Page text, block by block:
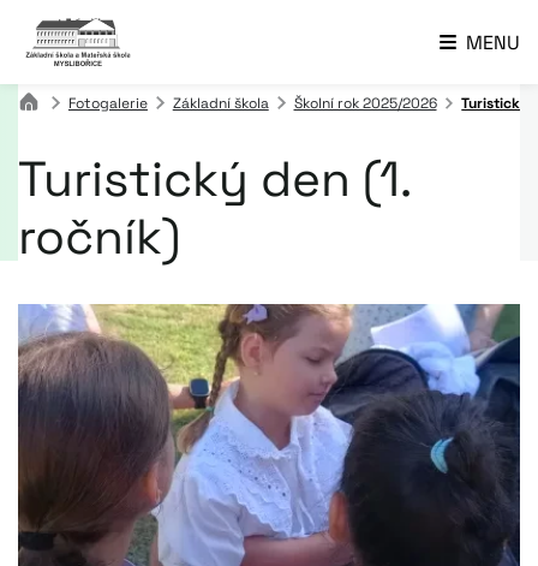
MENU
Fotogalerie Základní škola Školní rok 2025/2026 Turistický
Turistický den (1.
ročník)